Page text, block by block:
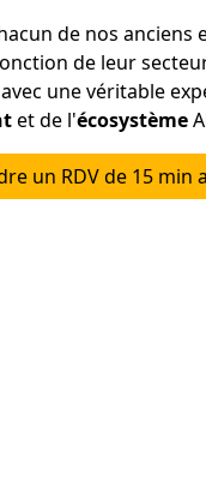
de nos anciens
de leur
avec une véritable
et de l'écosystème
un RDV de 15 min